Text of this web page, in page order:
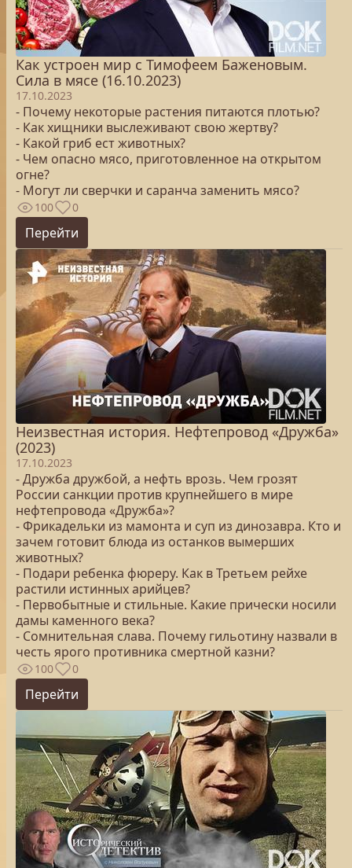
Как устроен мир с Тимофеем Баженовым.
Сила в мясе (16.10.2023)
17.10.2023
- Почему некоторые растения питаются плотью?
- Как хищники выслеживают свою жертву?
- Какой гриб ест животных?
- Чем опасно мясо, приготовленное на открытом
огне?
- Могут ли сверчки и саранча заменить мясо?
100 0
Перейти
Неизвестная история. Нефтепровод «Дружба»
(2023)
17.10.2023
- Дружба дружбой, а нефть врозь. Чем грозят
России санкции против крупнейшего в мире
нефтепровода «Дружба»?
- Фрикадельки из мамонта и суп из динозавра. Кто и
зачем готовит блюда из останков вымерших
животных?
- Подари ребенка фюреру. Как в Третьем рейхе
растили истинных арийцев?
- Первобытные и стильные. Какие прически носили
дамы каменного века?
- Сомнительная слава. Почему гильотину назвали в
честь ярого противника смертной казни?
100 0
Перейти